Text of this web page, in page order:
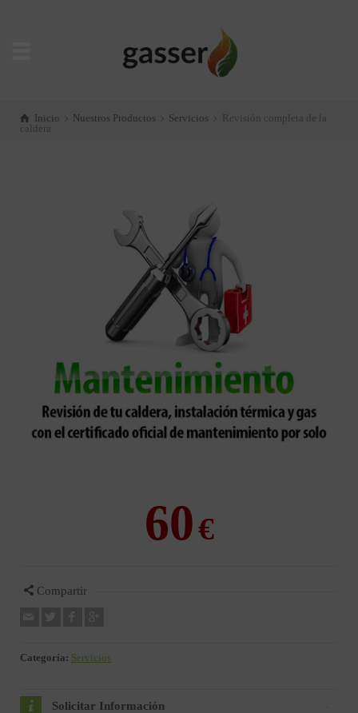
Inicio Nuestros Productos Servicios
Revisión completa de la
caldera
60
Compartir
Categoría: Servicios
Solicitar Información